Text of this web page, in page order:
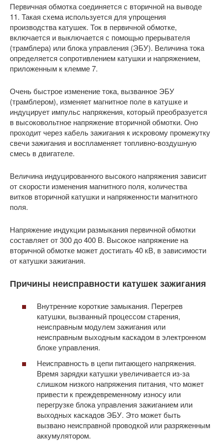
Первичная обмотка соединяется с вторичной на выводе
11. Такая схема используется для упрощения
производства катушек. Ток в первичной обмотке,
включается и выключается с помощью прерывателя
(трамблера) или блока управления (ЭБУ). Величина тока
определяется сопротивлением катушки и напряжением,
приложенным к клемме 7.
Очень быстрое изменение тока, вызванное ЭБУ
(трамблером), изменяет магнитное поле в катушке и
индуцирует импульс напряжения, который преобразуется
в высоковольтное напряжение вторичной обмотки. Оно
проходит через кабель зажигания к искровому промежутку
свечи зажигания и воспламеняет топливно-воздушную
смесь в двигателе.
Величина индуцированного высокого напряжения зависит
от скорости изменения магнитного поля, количества
витков вторичной катушки и напряженности магнитного
поля.
Напряжение индукции размыкания первичной обмотки
составляет от 300 до 400 В. Высокое напряжение на
вторичной обмотке может достигать 40 кВ, в зависимости
от катушки зажигания.
Причины неисправности катушек зажигания
Внутренние короткие замыкания. Перегрев
катушки, вызванный процессом старения,
неисправным модулем зажигания или
неисправным выходным каскадом в электронном
блоке управления.
Неисправность в цепи питающего напряжения.
Время зарядки катушки увеличивается из-за
слишком низкого напряжения питания, что может
привести к преждевременному износу или
перегрузке блока управления зажиганием или
выходных каскадов ЭБУ. Это может быть
вызвано неисправной проводкой или разряженным
аккумулятором.